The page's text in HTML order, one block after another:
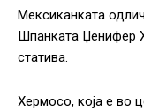
Мексиканката
Шпанката Џенифер
статива.
Хермосо, која е во